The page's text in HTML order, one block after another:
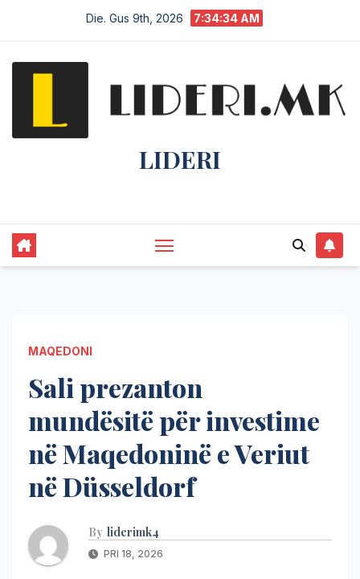
Die. Gus 9th, 2026 7:34:34 AM
LIDERI
MAQEDONI
Sali prezanton
mundësitë për investime
në Maqedoninë e Veriut
në Düsseldorf
By liderimk4
PRI 18, 2026